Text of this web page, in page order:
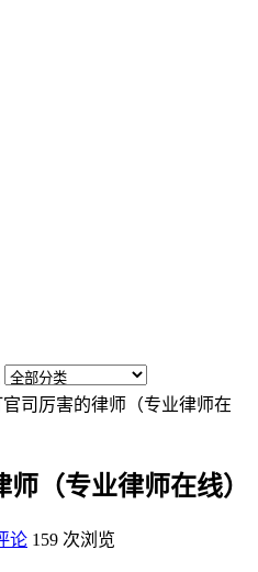
司厉害的律师（专业律师在
（专业律师在线）
论 159 次浏览